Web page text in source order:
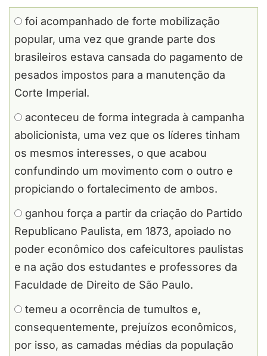
foi acompanhado de forte mobilização
popular, uma vez que grande parte dos
brasileiros estava cansada do pagamento de
pesados impostos para a manutenção da
Corte Imperial.
aconteceu de forma integrada à campanha
abolicionista, uma vez que os líderes tinham
os mesmos interesses, o que acabou
confundindo um movimento com o outro e
propiciando o fortalecimento de ambos.
ganhou força a partir da criação do Partido
Republicano Paulista, em 1873, apoiado no
poder econômico dos cafeicultores paulistas
e na ação dos estudantes e professores da
Faculdade de Direito de São Paulo.
temeu a ocorrência de tumultos e,
consequentemente, prejuízos econômicos,
por isso, as camadas médias da população